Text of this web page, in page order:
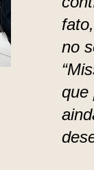
no
que